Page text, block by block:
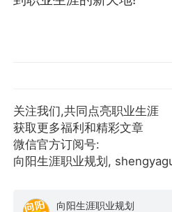
关注我们,共同点亮职业生涯
获取更多福利和精彩文章
微信官方订阅号:
向阳生涯职业规划,
向阳生涯职业规划